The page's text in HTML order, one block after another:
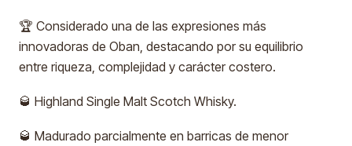
🏆 Considerado una de las expresiones más
innovadoras de Oban, destacando por su equilibrio
entre riqueza, complejidad y carácter costero.
🥃 Highland Single Malt Scotch Whisky.
🥃 Madurado parcialmente en barricas de menor